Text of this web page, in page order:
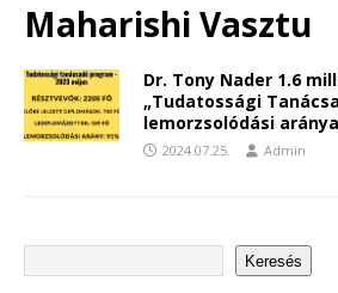
Maharishi Vasztu
Dr. Tony Nader 1.6
„Tudatossági
lemorzsolódási
2024.07.25. Admin
Keresés